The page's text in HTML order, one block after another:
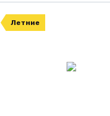
Летние